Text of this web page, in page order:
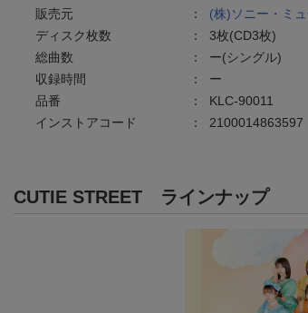
販売元
： (株)ソニー・ミ
ディスク枚数
： 3枚(CD3枚)
総曲数
： ー(シングル)
収録時間
： ー
品番
： KLC-90011
インストアコード
： 2100014863597
CUTIE STREET ラインナップ